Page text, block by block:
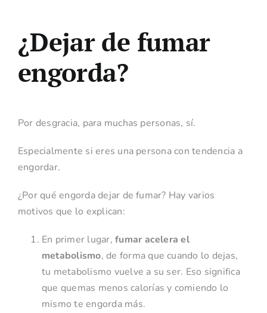
¿Dejar de fumar
engorda?
Por desgracia, para muchas personas, sí.
Especialmente si eres una persona con tendencia a
engordar.
¿Por qué engorda dejar de fumar? Hay varios
motivos que lo explican:
En primer lugar,fumar acelera el
metabolismo, de forma que cuando lo dejas,
tu metabolismo vuelve a su ser. Eso significa
que quemas menos calorías y comiendo lo
mismo te engorda más.